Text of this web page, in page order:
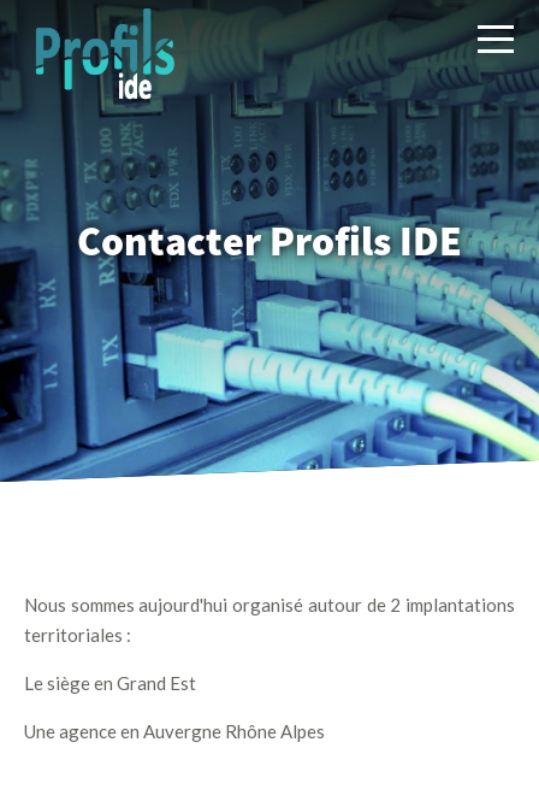
Contacter Profils IDE
Nous sommes aujourd'hui organisé autour de 2 implantations
territoriales :
Le siège en Grand Est
Une agence en Auvergne Rhône Alpes